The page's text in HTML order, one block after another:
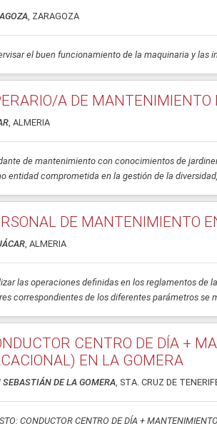
, ZARAGOZA
el buen funcionamiento de la maquinaria y las
A DE MANTENIMIENTO
, ALMERIA
de mantenimiento con conocimientos de
entidad comprometida en la gestión de la
DE MANTENIMIENTO
, ALMERIA
las operaciones definidas en los reglamentos de
correspondientes de los diferentes parámetros se
CENTRO DE DÍA +
EN LA GOMERA
SEBASTIÁN DE LA GOMERA, STA. CRUZ DE
CONDUCTOR CENTRO DE DÍA +